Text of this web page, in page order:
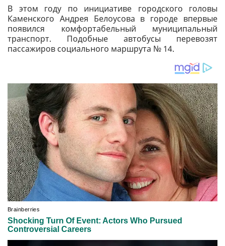
В этом году по инициативе городского головы
Каменского Андрея Белоусова в городе впервые
появился комфортабельный муниципальный
транспорт. Подобные автобусы перевозят
пассажиров социального маршрута № 14.